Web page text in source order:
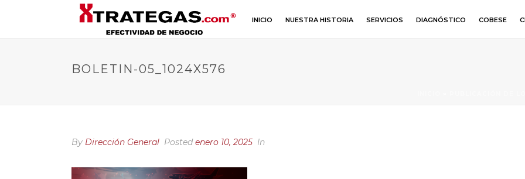
INICIO NUESTRA HISTORIA SERVICIOS DIAGNÓSTICO COBESE
BOLETIN-05_1024X576
By Dirección General Postedenero 10, 2025 In